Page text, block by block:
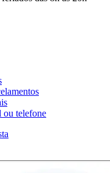
ou telefone